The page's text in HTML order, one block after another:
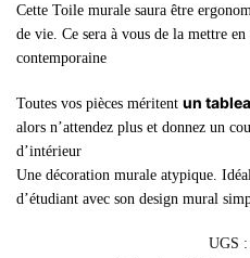
Cette Toile murale saura être
de vie. Ce sera à vous de la mettre en
contemporaine
Toutes vos pièces méritent un
alors n’attendez plus et donnez un
d’intérieur
Une décoration murale atypique.
d’étudiant avec son design mural
UGS :